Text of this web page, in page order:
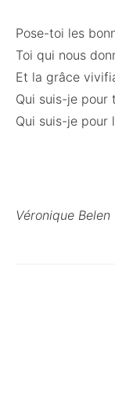
Pose-toi les
Toi qui nous
Et la grâce
Qui suis-je pour
Qui suis-je pour
Véronique Belen